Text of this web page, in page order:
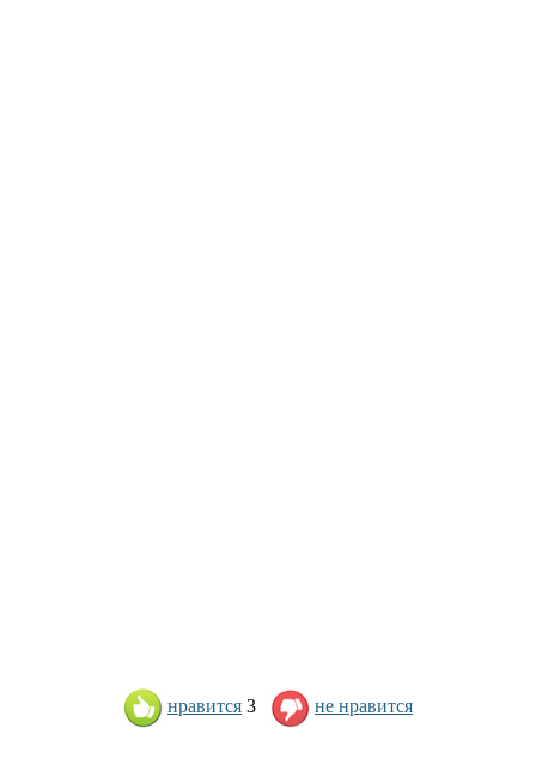
нравится 3 не нравится